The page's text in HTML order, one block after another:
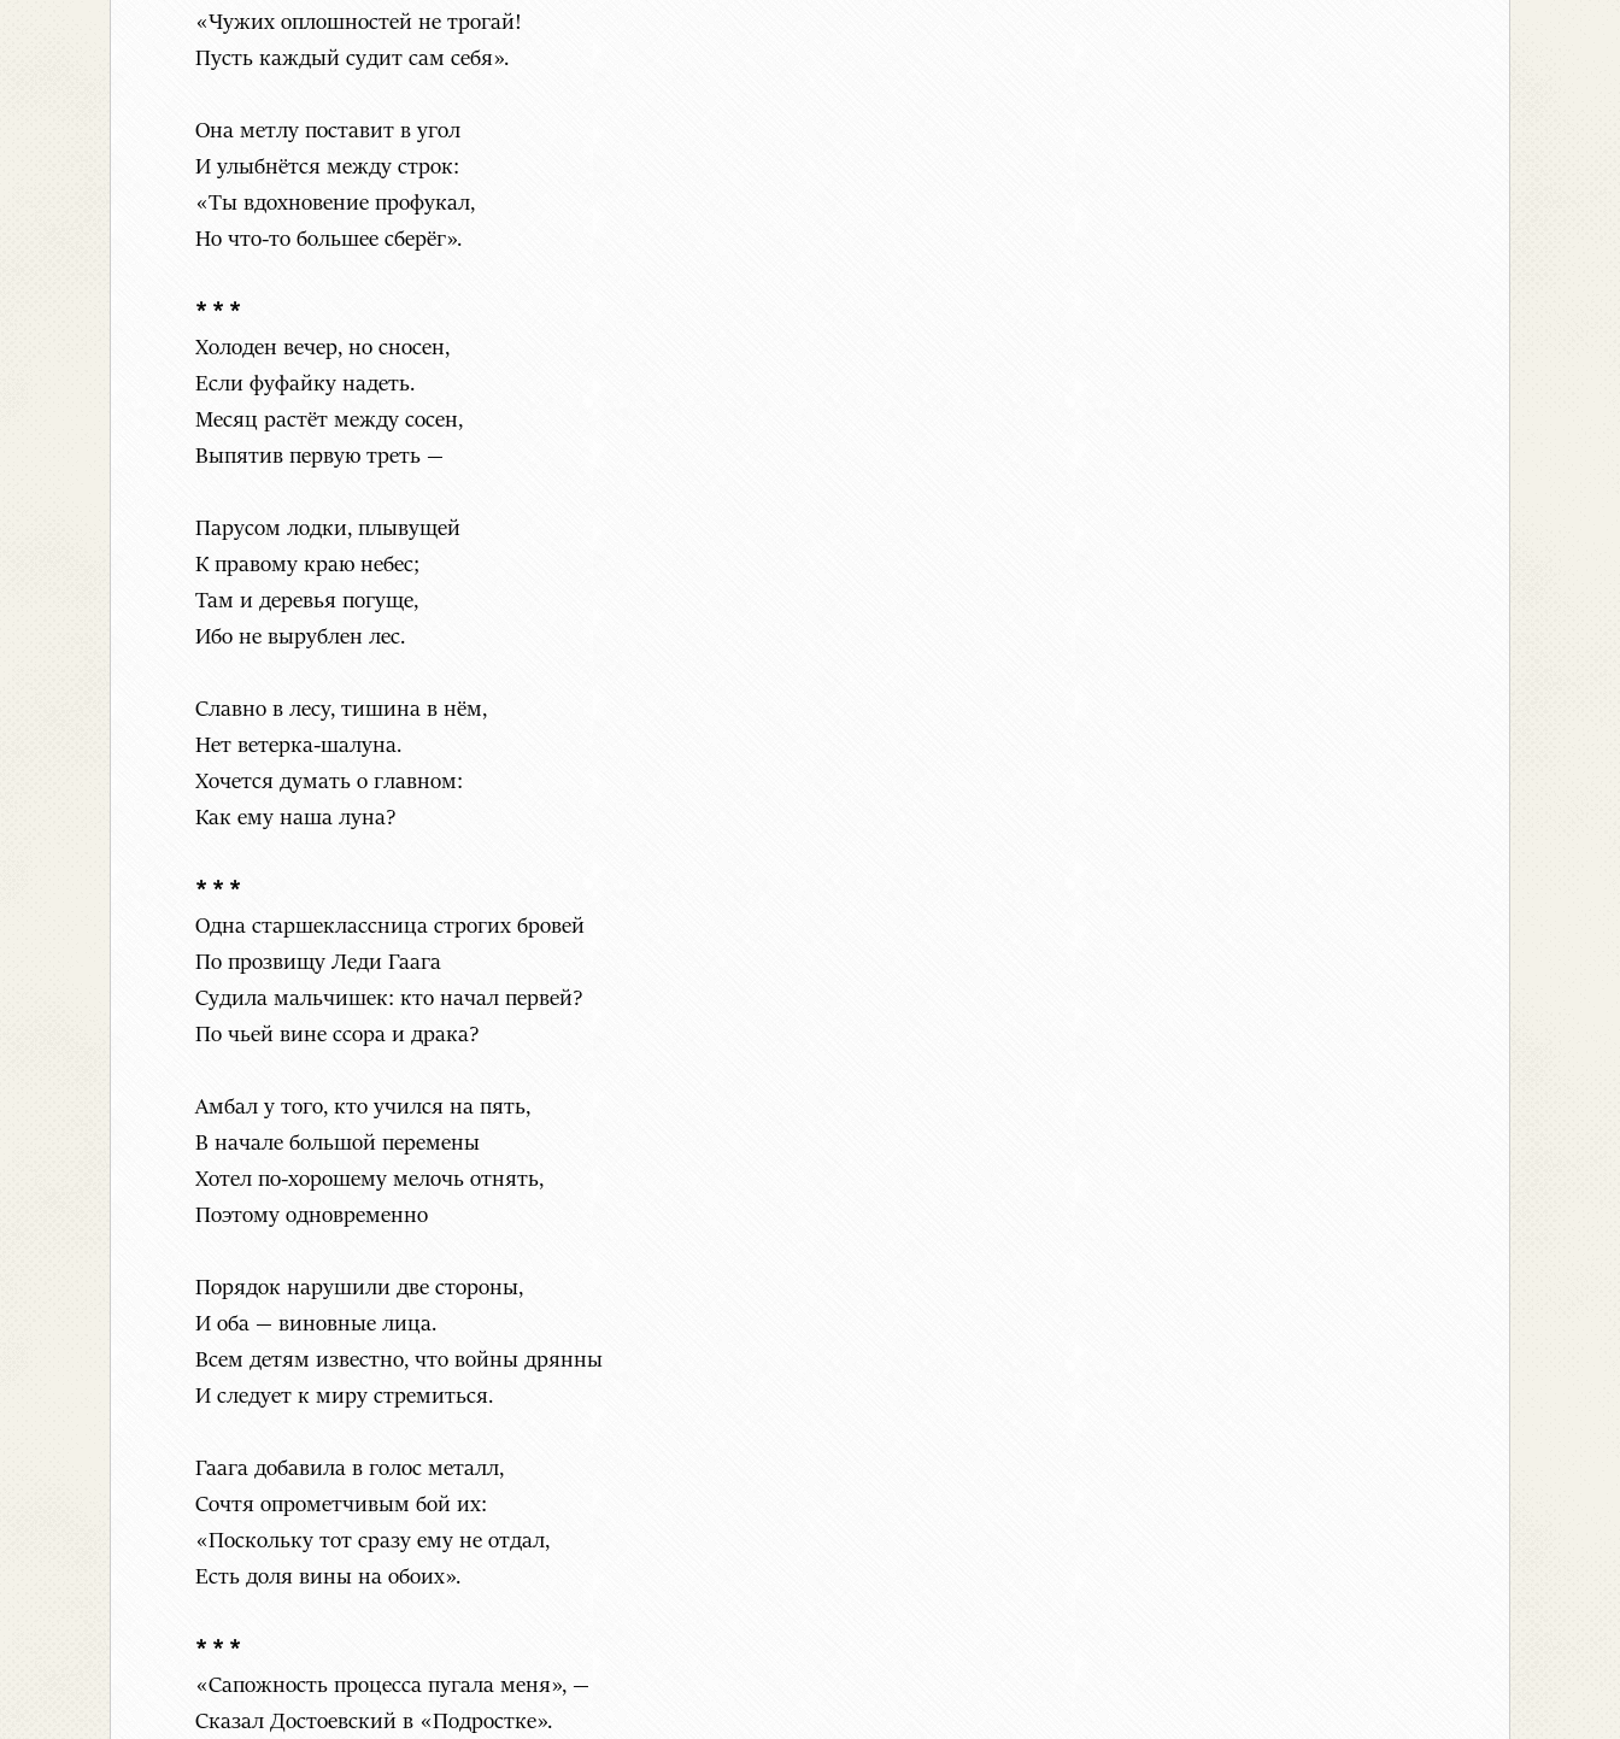
«Чужих оплошностей не трогай!
Пусть каждый судит сам себя».
Она метлу поставит в угол
И улыбнётся между строк:
«Ты вдохновение профукал,
Но что-то большее сберёг».
* * *
Холоден вечер, но сносен,
Если фуфайку надеть.
Месяц растёт между сосен,
Выпятив первую треть —
Парусом лодки, плывущей
К правому краю небес;
Там и деревья погуще,
Ибо не вырублен лес.
Славно в лесу, тишина в нём,
Нет ветерка-шалуна.
Хочется думать о главном:
Как ему наша луна?
* * *
Одна старшеклассница строгих бровей
По прозвищу Леди Гаага
Судила мальчишек: кто начал первей?
По чьей вине ссора и драка?
Амбал у того, кто учился на пять,
В начале большой перемены
Хотел по-хорошему мелочь отнять,
Поэтому одновременно
Порядок нарушили две стороны,
И оба — виновные лица.
Всем детям известно, что войны дрянны
И следует к миру стремиться.
Гаага добавила в голос металл,
Сочтя опрометчивым бой их:
«Поскольку тот сразу ему не отдал,
Есть доля вины на обоих».
* * *
«Сапожность процесса пугала меня», —
Сказал Достоевский в «Подростке».